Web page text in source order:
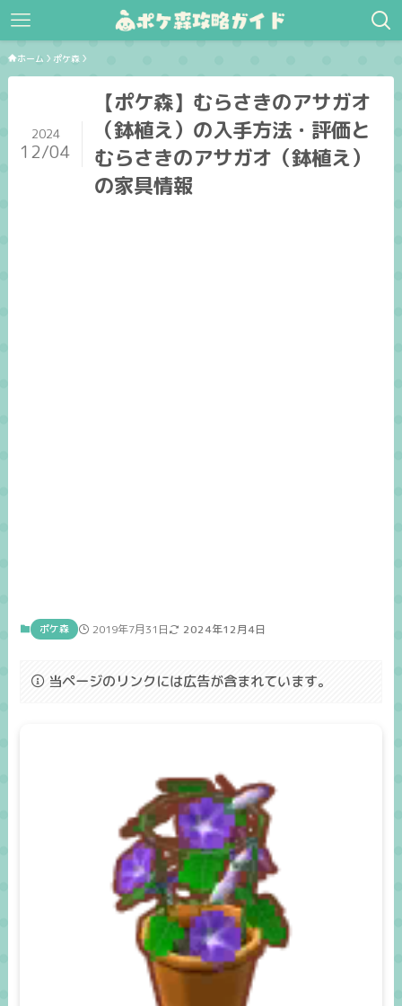
ホーム ポケ森
【ポケ森】むらさきのアサガオ
（鉢植え）の入手方法・評価と
むらさきのアサガオ（鉢植え）
の家具情報
2024
12/04
ポケ森 2019年7月31日 2024年12月4日
当ページのリンクには広告が含まれています。